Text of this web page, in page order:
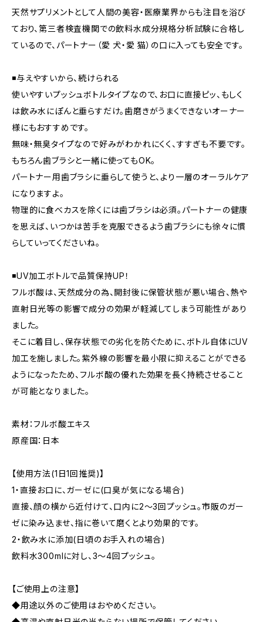
天然サプリメントとして人間の美容・医療業界からも注目を浴び
ており、第三者検査機関での飲料水成分規格分析試験に合格し
ているので、パートナー（愛 犬・愛 猫）の口に入っても安全です。
◾️与えやすいから、続けられる
使いやすいプッシュボトルタイプなので、お口に直接ピッ、もしく
は飲み水にぽんと垂らすだけ。歯磨きがうまくできないオーナー
様にもおすすめです。
無味・無臭タイプなので好みがわかれにくく、すすぎも不要です。
もちろん歯ブラシと一緒に使ってもOK。
パートナー用歯ブラシに垂らして使うと、より一層のオーラルケア
になりますよ。
物理的に食べカスを除くには歯ブラシは必須。パートナーの健康
を思えば、いつかは苦手を克服できるよう歯ブラシにも徐々に慣
らしていってくださいね。
◾️UV加工ボトルで品質保持UP！
フルボ酸は、天然成分の為、開封後に保管状態が悪い場合、熱や
直射日光等の影響で成分の効果が軽減してしまう可能性があり
ました。
そこに着目し、保存状態での劣化を防ぐために、ボトル自体にUV
加工を施しました。紫外線の影響を最小限に抑えることができる
ようになったため、フルボ酸の優れた効果を長く持続させること
が可能となりました。
素材：フルボ酸エキス
原産国：日本
【使用方法(1日1回推奨)】
1・直接お口に、ガーゼに(口臭が気になる場合)
直接、顔の横から近付けて、口内に2～3回プッシュ。市販のガー
ゼに染み込ませ、指に巻いて磨くとより効果的です。
2・飲み水に添加(日頃のお手入れの場合)
飲料水300mlに対し、3～4回プッシュ。
【ご使用上の注意】
◆用途以外のご使用はおやめください。